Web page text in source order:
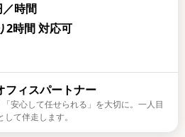
時間
2時間 対応可
フィスパートナー
安心して任せられる」を大切に。一人目
て伴走します。